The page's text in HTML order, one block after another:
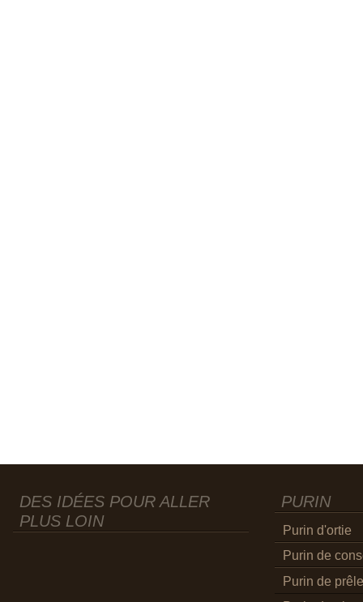
DES IDÉES POUR ALLER
PLUS LOIN
PURIN
Purin d'ortie
Purin de
Purin de prêle